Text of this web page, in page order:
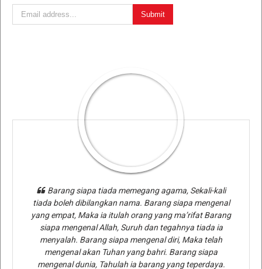
Barang siapa tiada memegang agama, Sekali-kali
tiada boleh dibilangkan nama. Barang siapa mengenal
yang empat, Maka ia itulah orang yang ma’rifat Barang
siapa mengenal Allah, Suruh dan tegahnya tiada ia
menyalah. Barang siapa mengenal diri, Maka telah
mengenal akan Tuhan yang bahri. Barang siapa
mengenal dunia, Tahulah ia barang yang teperdaya.